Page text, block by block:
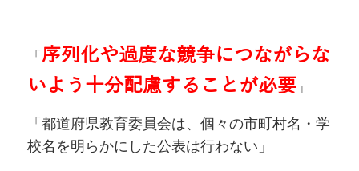
「 序列化や過度な競争につながらな
いよう十分配慮することが必要」
「都道府県教育委員会は、個々の市町村名・学
校名を明らかにした公表は行わない」